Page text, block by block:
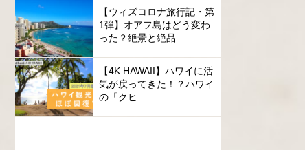
【ウィズコロナ旅行記・第
1弾】オアフ島はどう変わ
った？絶景と絶品...
【4K HAWAII】ハワイに活
気が戻ってきた！？ハワイ
の「クヒ...